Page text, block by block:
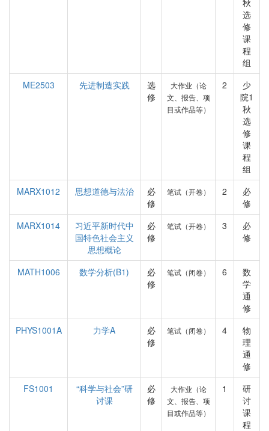
秋
选
修
课
程
组
ME2503
先进制造实践
选
修
大作业（论
文、报告、项
目或作品等）
2
少
院1
秋
选
修
课
程
组
MARX1012
思想道德与法治
必
修
笔试（开卷） 2
必
修
MARX1014
习近平新时代中
国特色社会主义
思想概论
必
修
笔试（开卷） 3
必
修
MATH1006 数学分析(B1)
必
修
笔试（闭卷） 6
数
学
通
修
PHYS1001A
力学A
必
修
笔试（闭卷） 4
物
理
通
修
FS1001
“科学与社会”研
讨课
必
修
大作业（论
文、报告、项
目或作品等）
1
研
讨
课
程